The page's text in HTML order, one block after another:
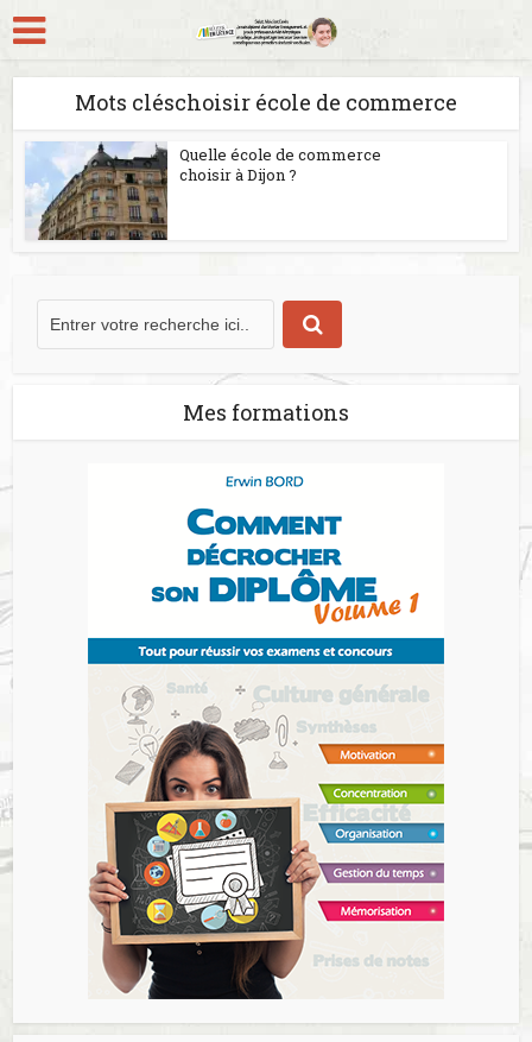
Mots cléschoisir école de commerce
Quelle école de commerce
choisir à Dijon ?
Mes formations